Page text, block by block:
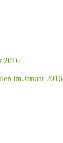
2016
im Januar 2016